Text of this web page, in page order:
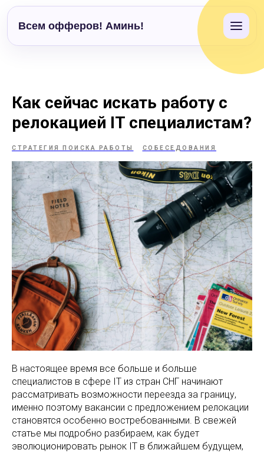
Всем офферов! Аминь!
Как сейчас искать работу с
релокацией IT специалистам?
СТРАТЕГИЯ ПОИСКА РАБОТЫ СОБЕСЕДОВАНИЯ
В настоящее время все больше и больше
специалистов в сфере IT из стран СНГ начинают
рассматривать возможности переезда за границу,
именно поэтому вакансии с предложением релокации
становятся особенно востребованными. В свежей
статье мы подробно разбираем, как будет
эволюционировать рынок IT в ближайшем будущем,